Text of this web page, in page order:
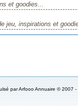
et goodies...
jeu, inspirations et
parArfooo Annuaire © 2007